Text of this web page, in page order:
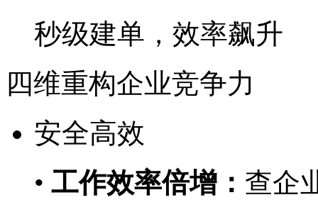
秒级建单，效率飙升
四维重构企业竞争力
安全高效
• 工作效率倍增： 查企